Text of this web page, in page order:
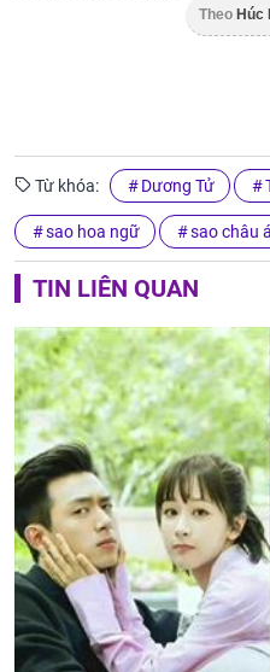
Theo Húc
Từ khóa: Dương Tử
sao hoa ngữ sao châu á
TIN LIÊN QUAN